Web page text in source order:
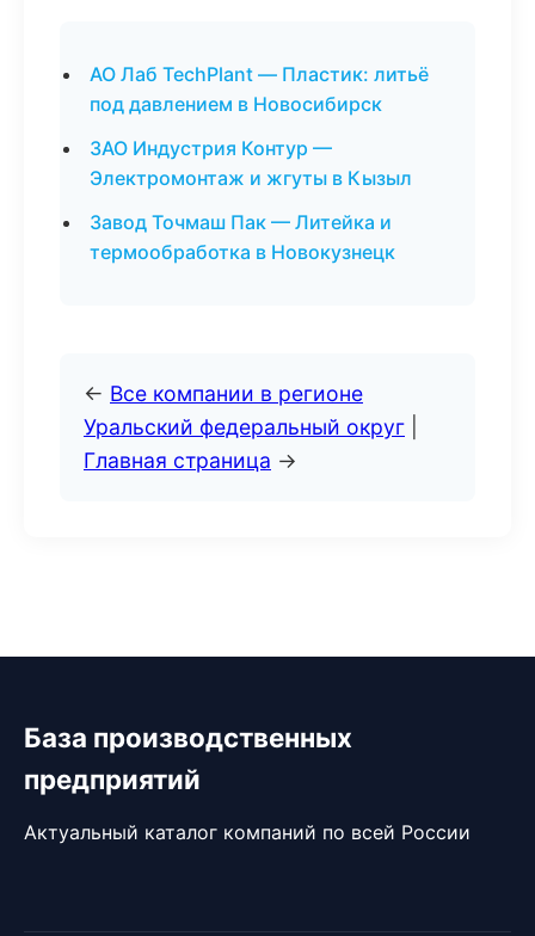
АО Лаб TechPlant — Пластик: литьё
под давлением в Новосибирск
ЗАО Индустрия Контур —
Электромонтаж и жгуты в Кызыл
Завод Точмаш Пак — Литейка и
термообработка в Новокузнецк
← Все компании в регионе
Уральский федеральный округ
Главная страница →
База производственных
предприятий
Актуальный каталог компаний по всей России